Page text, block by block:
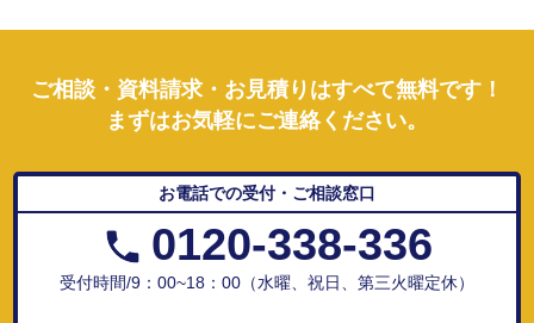
ご相談・資料請求・お見積りはすべて無料です！
まずはお気軽にご連絡ください。
お電話での受付・ご相談窓口
0120-338-336
受付時間/9：00~18：00（水曜、祝日、第三火曜定休）